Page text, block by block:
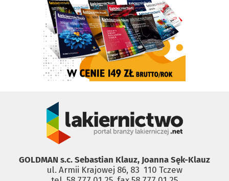
GOLDMAN s.c. Sebastian Klauz, Joanna Sęk-Klauz
ul. Armii Krajowej 86, 83 ­ 110 Tczew